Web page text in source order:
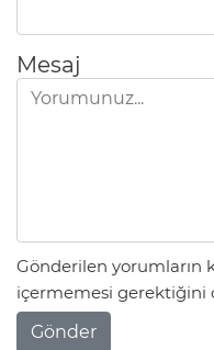
Mesaj
Gönderilen yorumların
içermemesi gerektiğini
Gönder